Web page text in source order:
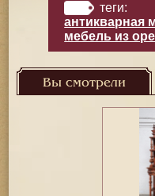
теги:
антикварная
мебель из
Вы смотрели